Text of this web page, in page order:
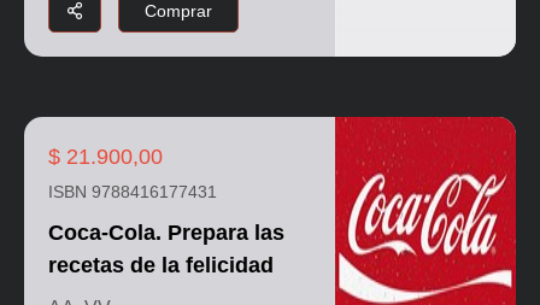
Comprar
$ 21.900,00
ISBN 9788416177431
Coca-Cola. Prepara las
recetas de la felicidad